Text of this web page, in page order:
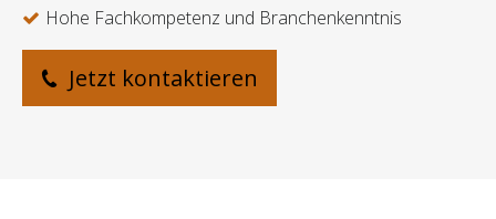
Hohe Fachkompetenz und Branchenkenntnis
Jetzt kontaktieren